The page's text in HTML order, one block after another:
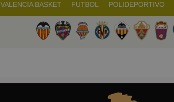
VALENCIA BASKET FUTBOL POLIDEPORTIVO